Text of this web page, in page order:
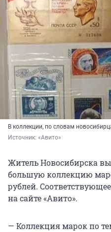
В коллекции, по словам
Источник: «Авито»
Житель Новосибирска
большую коллекцию
рублей.
на сайте «Авито».
— Коллекция марок по